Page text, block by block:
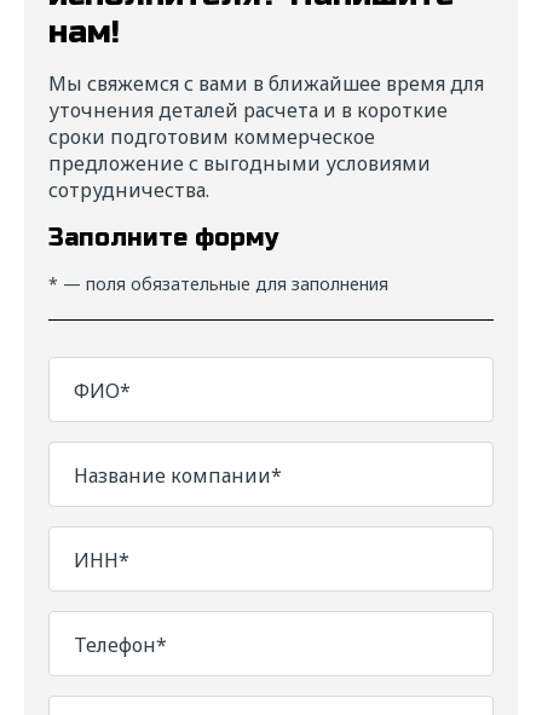
нам!
Мы свяжемся с вами в ближайшее время для
уточнения деталей расчета и в короткие
сроки подготовим коммерческое
предложение с выгодными условиями
сотрудничества.
Заполните форму
* — поля обязательные для заполнения
ФИО*
Название компании*
ИНН*
Телефон*